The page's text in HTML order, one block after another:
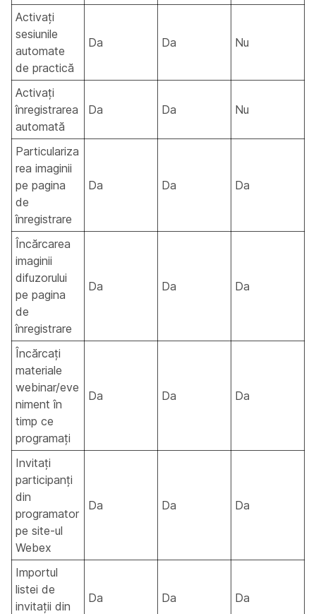
Activați
sesiunile
automate
de practică
Da Da Nu
Activați
înregistrarea
automată
Da Da Nu
Particulariza
rea imaginii
pe pagina
de
înregistrare
Da Da Da
Încărcarea
imaginii
difuzorului
pe pagina
de
înregistrare
Da Da Da
Încărcați
materiale
webinar/eve
niment în
timp ce
programați
Da Da Da
Invitați
participanți
din
programator
pe site-ul
Webex
Da Da Da
Importul
listei de
invitații din
Da Da Da